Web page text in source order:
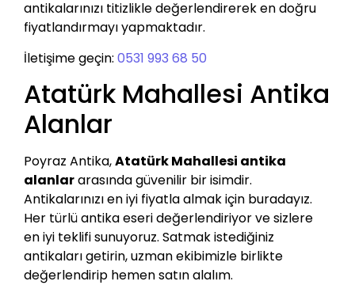
antikalarınızı titizlikle değerlendirerek en doğru
fiyatlandırmayı yapmaktadır.
İletişime geçin: 0531 993 68 50
Atatürk Mahallesi Antika
Alanlar
Poyraz Antika,Atatürk Mahallesi antika
alanlararasında güvenilir bir isimdir.
Antikalarınızı en iyi fiyatla almak için buradayız.
Her türlü antika eseri değerlendiriyor ve sizlere
en iyi teklifi sunuyoruz. Satmak istediğiniz
antikaları getirin, uzman ekibimizle birlikte
değerlendirip hemen satın alalım.